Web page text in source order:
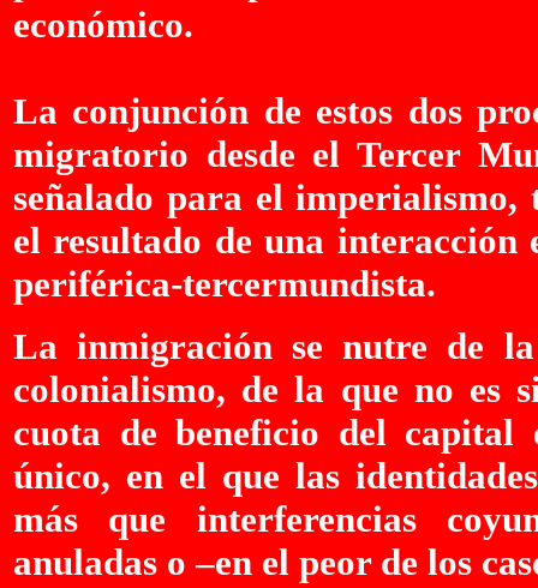
económico.
La conjunción de estos dos
migratorio desde el Tercer
señalado para el imperialismo,
el resultado de una
periférica-tercermundista.
La inmigración se nutre de
colonialismo, de la que no es
cuota de beneficio del capital
único, en el que las
más que interferencias
anuladas o –en el peor de los